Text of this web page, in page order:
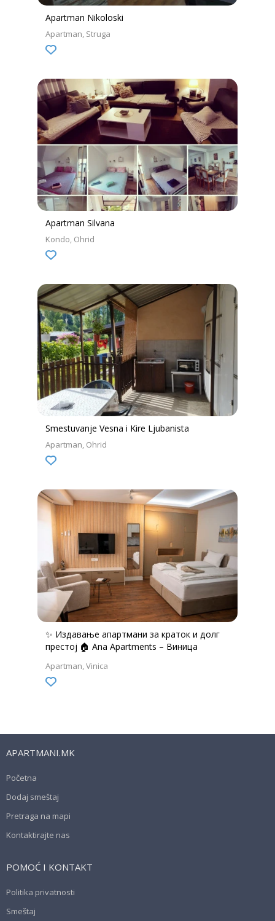
Apartman Nikoloski
Apartman Struga
Apartman Silvana
Kondo Ohrid
Smestuvanje Vesna i Kire Ljubanista
Apartman Ohrid
✨ Издавање апартмани за краток и долг
престој 🏠 Ana Apartments – Виница
Apartman Vinica
APARTMANI.MK
Početna
Dodaj smeštaj
Pretraga na mapi
Kontaktirajte nas
POMOĆ I KONTAKT
Politika privatnosti
Smeštaj